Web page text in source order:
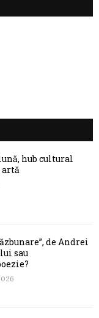
hub cultural
artă
de Andrei
sau